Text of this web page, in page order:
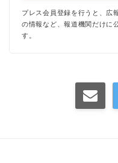
プレス会員登録を行うと、広
の情報など、報道機関だけに
す。